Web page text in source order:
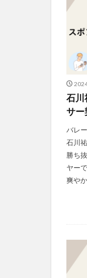
石川
サー
バレ
石川
勝ち
ヤー
爽や